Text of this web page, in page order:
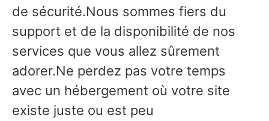
de sécurité.Nous sommes fiers du
support et de la disponibilité de nos
services que vous allez sûrement
adorer.Ne perdez pas votre temps
avec un hébergement où votre site
existe juste ou est peu